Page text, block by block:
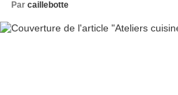
Par caillebotte